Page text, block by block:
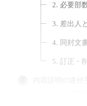
2. 必要部
3. 差出人
4. 同封文
5. 訂正・
内容証明の送